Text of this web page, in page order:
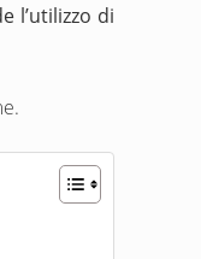
l’utilizzo di